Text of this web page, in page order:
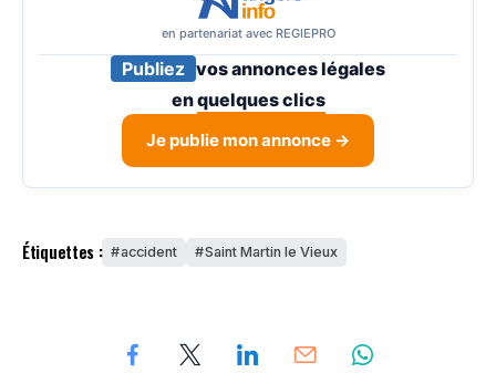
en partenariat avec REGIEPRO
Publiez vos annonces légales
enquelques clics
Je publie mon annonce →
Étiquettes : accident Saint Martin le Vieux